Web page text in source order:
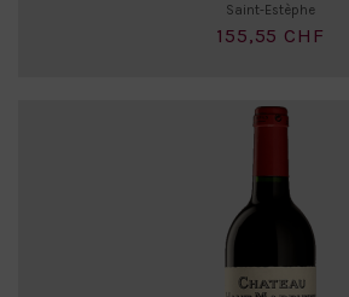
Saint-Estèphe
155,55 CHF